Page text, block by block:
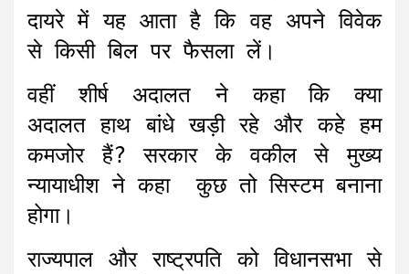
दायरे में यह आता है कि वह अपने विवेक
से किसी बिल पर फैसला लें।
वहीं शीर्ष अदालत ने कहा कि क्या
अदालत हाथ बांधे खड़ी रहे और कहे हम
कमजोर हैं? सरकार के वकील से मुख्य
न्यायाधीश ने कहा कुछ तो सिस्टम बनाना
होगा।
राज्यपाल और राष्ट्रपति को विधानसभा से